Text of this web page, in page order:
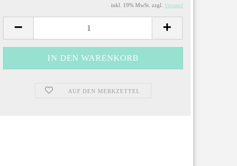
inkl. 19% MwSt. zzgl. Versand
AUF DEN MERKZETTEL